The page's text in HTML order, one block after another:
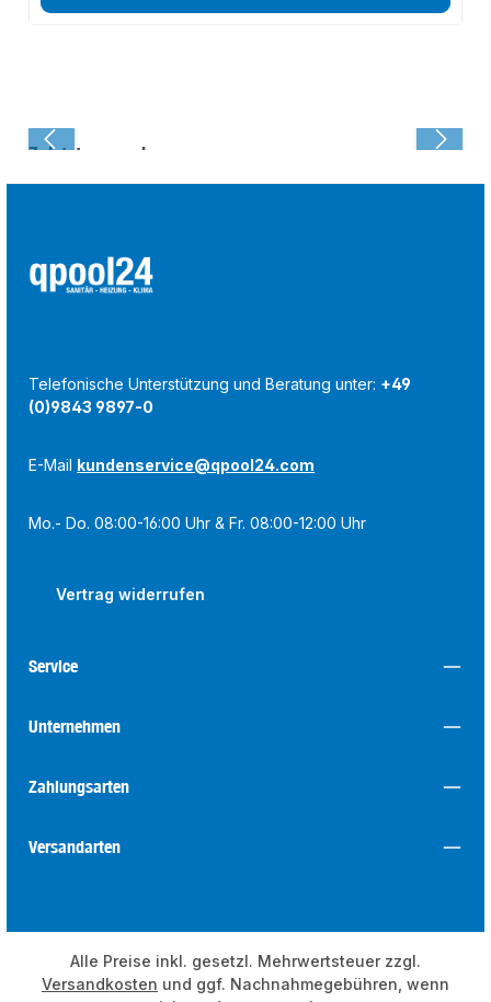
Zuletzt angesehen:
Telefonische Unterstützung und Beratung unter: +49
(0)9843 9897-0
E-Mail kundenservice@qpool24.com
Mo.- Do. 08:00-16:00 Uhr & Fr. 08:00-12:00 Uhr
Vertrag widerrufen
Service
Unternehmen
Zahlungsarten
Versandarten
Alle Preise inkl. gesetzl. Mehrwertsteuer zzgl.
Versandkosten und ggf. Nachnahmegebühren, wenn